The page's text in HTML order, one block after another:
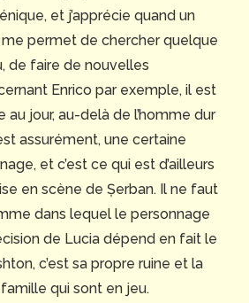
et j’apprécie quand un
permet de chercher quelque
de faire de nouvelles
Enrico par exemple, il est
jour, au-delà de l’homme dur
assurément, une certaine
et c’est ce qui est d’ailleurs
en scène de Șerban. Il ne faut
dans lequel le personnage
de Lucia dépend en fait le
c’est sa propre ruine et la
qui sont en jeu.